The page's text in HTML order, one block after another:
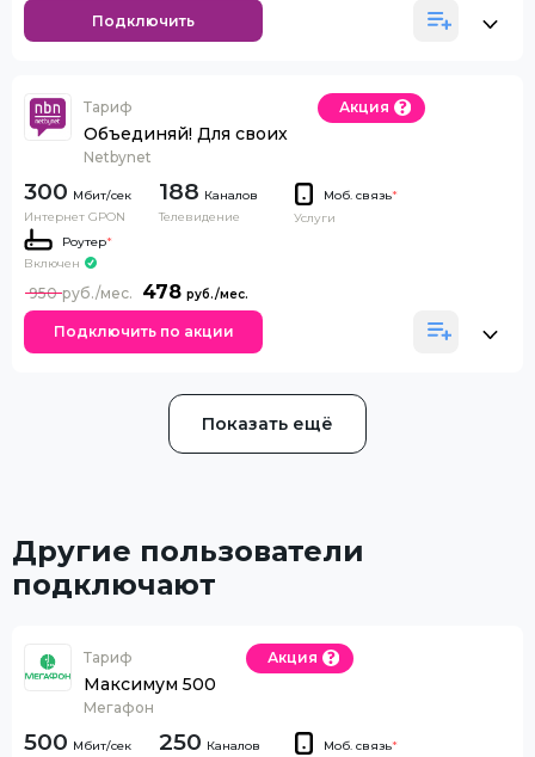
Подключить
Тариф
Объединяй! Для своих
Netbynet
Акция
300
Интернет GPON
188 Каналов
Телевидение
Моб. связь*
Услуги
Роутер*
Включен
478
950
Подключить по акции
Показать ещё
Другие пользователи
подключают
Тариф
Максимум 500
Мегафон
Акция
500 250 Каналов
Моб. связь*